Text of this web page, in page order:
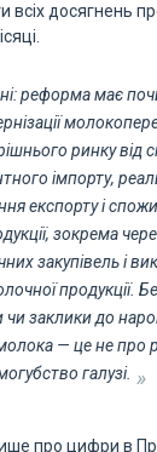
всіх досягнень
реформа має
ринку від
імпорту,
експорту і
зокрема
закупівель і
продукції.
чи заклики до
— це не про
галузі.
про цифри в